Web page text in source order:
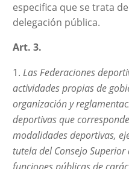
especifica que se trata
delegación pública.
Art. 3.
Las Federaciones
actividades propias de
organización y
deportivas que
modalidades deportivas,
tutela del Consejo